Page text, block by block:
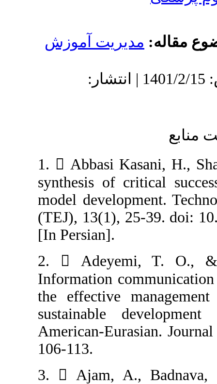
آموزش
دریافت: 1400/8/25 | پذیرش: 1401/2/15 | انتشار:
1.  Abbasi
synthesis of
model
(TEJ), 13(1),
[In Persian].
2. 
Information
the effective
sustainable
American-
3.  Ajam, A.,